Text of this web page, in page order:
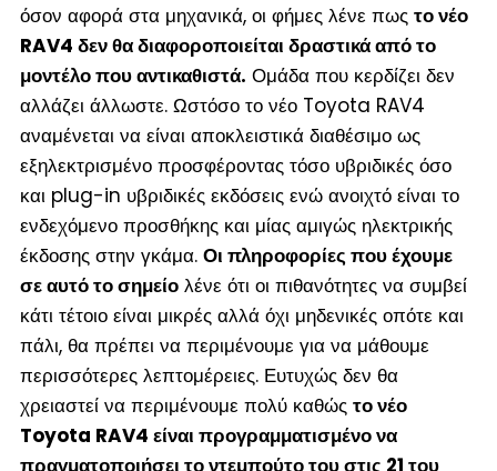
όσον αφορά στα μηχανικά, οι φήμες λένε πως το νέο
RAV4 δεν θα διαφοροποιείται δραστικά από το
μοντέλο που αντικαθιστά. Ομάδα που κερδίζει δεν
αλλάζει άλλωστε. Ωστόσο το νέο Toyota RAV4
αναμένεται να είναι αποκλειστικά διαθέσιμο ως
εξηλεκτρισμένο προσφέροντας τόσο υβριδικές όσο
και plug-in υβριδικές εκδόσεις ενώ ανοιχτό είναι το
ενδεχόμενο προσθήκης και μίας αμιγώς ηλεκτρικής
έκδοσης στην γκάμα. Οι πληροφορίες που έχουμε
σε αυτό το σημείολένε ότι οι πιθανότητες να συμβεί
κάτι τέτοιο είναι μικρές αλλά όχι μηδενικές οπότε και
πάλι, θα πρέπει να περιμένουμε για να μάθουμε
περισσότερες λεπτομέρειες. Ευτυχώς δεν θα
χρειαστεί να περιμένουμε πολύ καθώς το νέο
Toyota RAV4 είναι προγραμματισμένο να
πραγματοποιήσει το ντεμπούτο του στις 21 του